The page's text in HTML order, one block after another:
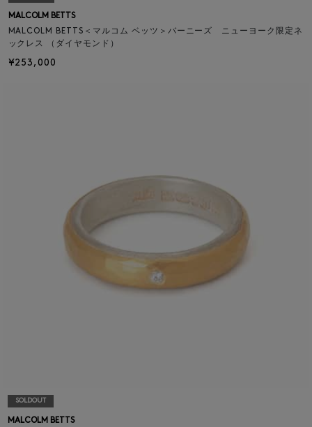
MALCOLM BETTS
MALCOLM BETTS＜マルコム ベッツ＞バーニーズ ニューヨーク限定ネ
ックレス （ダイヤモンド）
¥253,000
SOLDOUT
MALCOLM BETTS